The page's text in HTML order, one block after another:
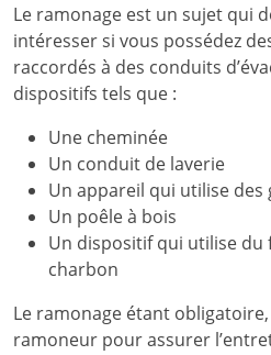
Le ramonage est un sujet qui
intéresser si vous possédez
raccordés à des conduits
dispositifs tels que :
Une cheminée
Un conduit de laverie
Un appareil qui utilise des
Un poêle à bois
Un dispositif qui utilise du
charbon
Le ramonage étant
ramoneur pour assurer